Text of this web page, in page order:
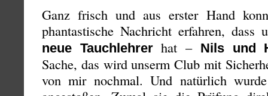
Ganz frisch und aus erster Hand
phantastische Nachricht erfahren,
neue Tauchlehrerhat – Nils und
Sache, das wird unserm Club mit
von mir nochmal. Und natürlich